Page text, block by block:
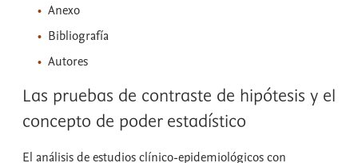
Anexo
Bibliografía
Autores
Las pruebas de contraste de hipótesis y el
concepto de poder estadístico
El análisis de estudios clínico-epidemiológicos con